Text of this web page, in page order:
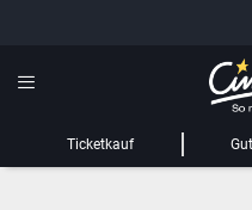
Ticketkauf
LIEBER
Sie werden nun auf eine
Gutschein
Gültig bis: